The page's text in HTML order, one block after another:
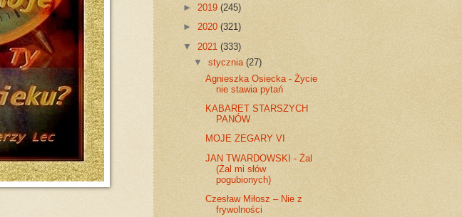
► 2019 (245)
► 2020 (321)
▼ 2021 (333)
▼stycznia(27)
Agnieszka Osiecka - Życie
nie stawia pytań
KABARET STARSZYCH
PANÓW
MOJE ZEGARY VI
JAN TWARDOWSKI - Żal
(Żal mi słów
pogubionych)
Czesław Miłosz – Nie z
frywolności